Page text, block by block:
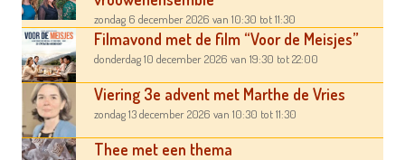
zondag 6 december 2026 van 10:30 tot 11:30
Filmavond met de film “Voor de Meisjes”
donderdag 10 december 2026 van 19:30 tot 22:00
Viering 3e advent met Marthe de Vries
zondag 13 december 2026 van 10:30 tot 11:30
Thee met een thema